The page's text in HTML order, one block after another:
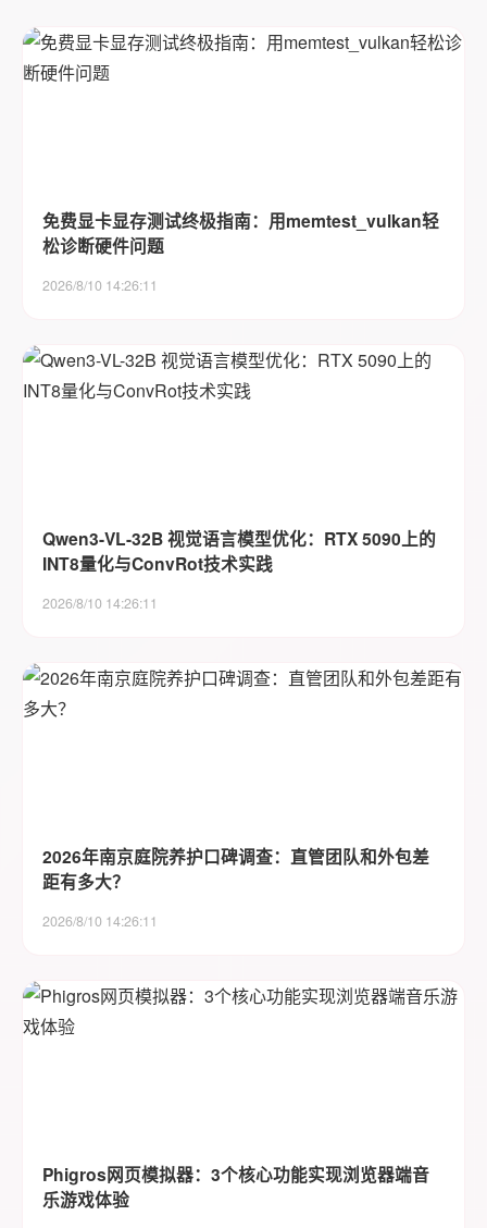
免费显卡显存测试终极指南：用memtest_vulkan轻
松诊断硬件问题
2026/8/10 14:26:11
Qwen3-VL-32B 视觉语言模型优化：RTX 5090上的
INT8量化与ConvRot技术实践
2026/8/10 14:26:11
2026年南京庭院养护口碑调查：直管团队和外包差
距有多大？
2026/8/10 14:26:11
Phigros网页模拟器：3个核心功能实现浏览器端音
乐游戏体验